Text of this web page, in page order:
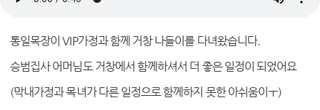
통일목장이VIP가정과 함께 거창 나들이를 다녀왔습니다.
승범집사 어머님도 거창에서 함께하셔서 더 좋은 일정이 되었어요
(막내가정과 목녀가 다른 일정으로 함께하지 못한 아쉬움이ㅜ)